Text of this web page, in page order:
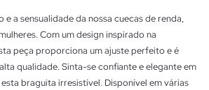
a sensualidade da nossa cuecas de renda,
Com um design inspirado na
peça proporciona um ajuste perfeito e é
qualidade. Sinta-se confiante e elegante em
braguita irresistível. Disponível em várias